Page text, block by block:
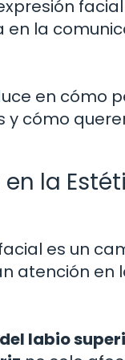
en la
en cómo
y cómo
la
es un
atención en
labio